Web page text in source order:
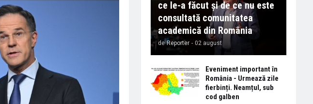
ce le-a făcut și de ce nu este
consultată comunitatea
academică din România
de Reporter - 02 august
Eveniment important în
România - Urmează zile
fierbinți. Neamțul, sub
cod galben